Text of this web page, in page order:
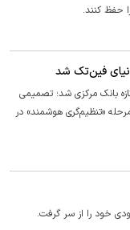
حفظ کنند.
فین‌تک شد
بانک مرکزی شد؛ تصمیمی
«تنظیم‌گری هوشمند» در